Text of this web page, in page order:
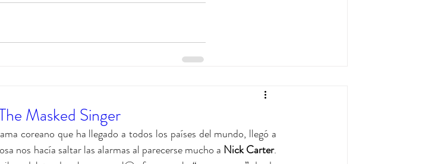
Masked Singer
coreano que ha llegado a todos los países del mundo, llegó a
nos hacía saltar las alarmas al parecerse mucho a Nick Carter.